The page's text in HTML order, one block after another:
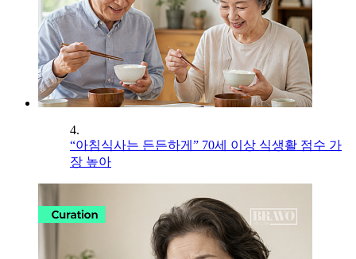
4.
“아침식사는 든든하게” 70세 이상 식생활 점수 가
장 높아